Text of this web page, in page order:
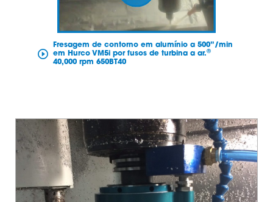
Fresagem de contorno em alumínio a 500”/min
em Hurco VM5i por fusos de turbina a ar.®
40,000 rpm 650BT40